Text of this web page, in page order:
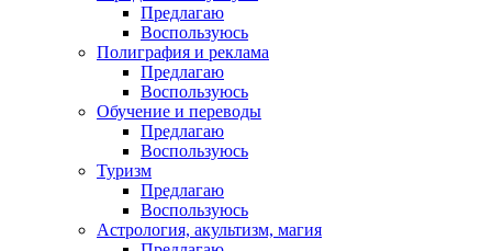
Предлагаю
Воспользуюсь
Полиграфия и реклама
Предлагаю
Воспользуюсь
Обучение и переводы
Предлагаю
Воспользуюсь
Туризм
Предлагаю
Воспользуюсь
Астрология, акультизм, магия